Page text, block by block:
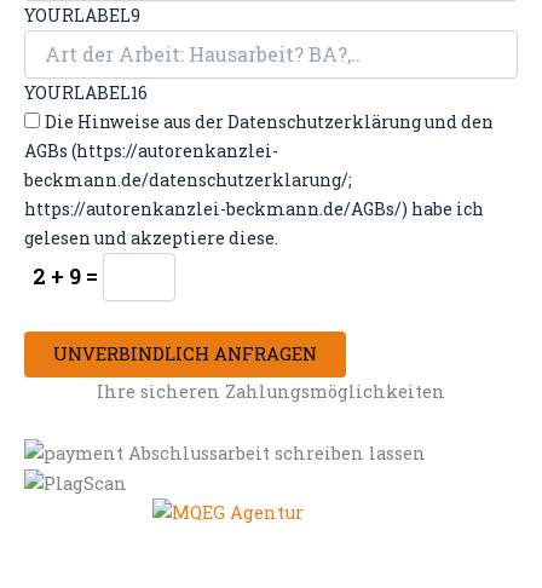
YOURLABEL9
YOURLABEL16
Die Hinweise aus der Datenschutzerklärung und den
AGBs (https://autorenkanzlei-
beckmann.de/datenschutzerklarung/;
https://autorenkanzlei-beckmann.de/AGBs/) habe ich
gelesen und akzeptiere diese.
2 + 9 =
UNVERBINDLICH ANFRAGEN
Ihre sicheren Zahlungsmöglichkeiten